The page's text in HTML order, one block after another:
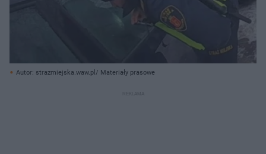
Autor: strazmiejska.waw.pl/ Materiały prasowe